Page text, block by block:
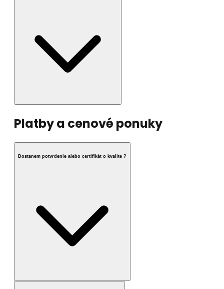
Platby a cenové ponuky
Dostanem potvrdenie alebo certifikát o kvalite ?